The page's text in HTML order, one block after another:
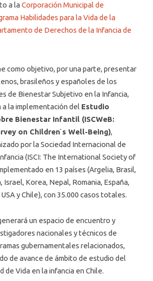
a la Corporación Municipal de
Habilidades para la Vida de la
de Derechos de la Infancia de
como objetivo, por una parte, presentar
brasileños y españoles de los
de Bienestar Subjetivo en la Infancia,
la implementación del Estudio
Bienestar Infantil (ISCWeB:
on Children ́s Well-Being),
por la Sociedad Internacional de
(ISCI: The International Society of
en 13 países (Argelia, Brasil,
Israel, Korea, Nepal, Romania, España,
USA y Chile), con 35.000 casos totales.
un espacio de encuentro y
nacionales y técnicos de
gubernamentales relacionados,
de avance de ámbito de estudio del
de Vida en la infancia en Chile.